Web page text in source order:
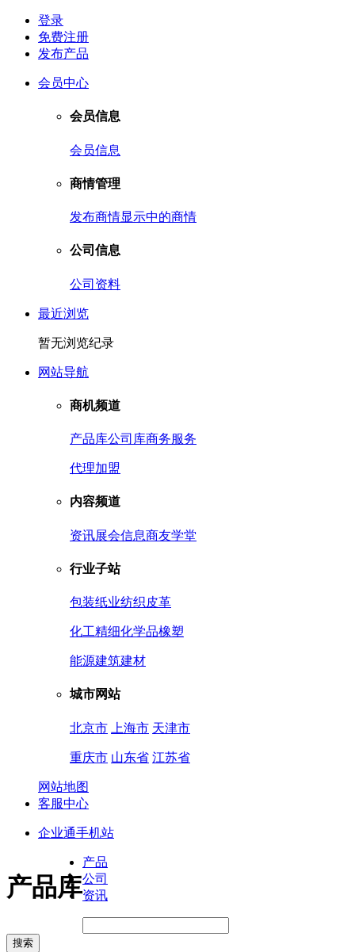
登录
免费注册
发布产品
会员中心
会员信息
会员信息
商情管理
发布商情显示中的商情
公司信息
公司资料
最近浏览
暂无浏览纪录
网站导航
商机频道
产品库公司库商务服务
代理加盟
内容频道
资讯展会信息商友学堂
行业子站
包装纸业纺织皮革
化工精细化学品橡塑
能源建筑建材
城市网站
北京市 上海市 天津市
重庆市 山东省 江苏省
网站地图
客服中心
企业通手机站
产品库
产品
公司
资讯